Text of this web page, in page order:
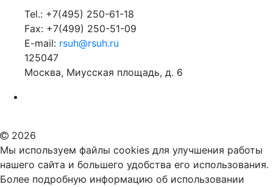
Tel.: +7(495) 250-61-18
Fax: +7(499) 250-51-09
E-mail: rsuh@rsuh.ru
125047
Москва, Миусская площадь, д. 6
2026
Мы используем файлы cookies для улучшения работы
нашего сайта и большего удобства его использования.
Более подробную информацию об использовании